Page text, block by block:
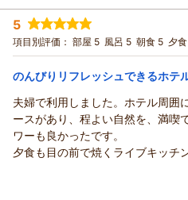
す。
今後もより一層お客様にご満足
努めて参ります。
またのご来館を心よりお待ち申
投稿者： イワナさん(男性/70代)
宿泊プラン： 【早割30初夏】初夏の那
食付）
ダブル 朝のみ
宿泊価格帯： 7,001～8,000円(大人一人
この度はホテル・フロラシオン
がとうございます。
またご感想をお寄せいただき重ね
温泉大浴場をご堪能いただき、
今後もお客様に、より一層ご満
5
項目別評価： 部屋 5 風呂 5 朝食 5 夕
のんびりリフレッシュできるホテ
夫婦で利用しました。ホテル周囲
ースがあり、程よい自然を、満喫
ワーも良かったです。
夕食も目の前で焼くライブキッチ